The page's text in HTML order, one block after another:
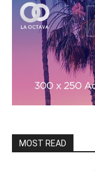
MOST READ